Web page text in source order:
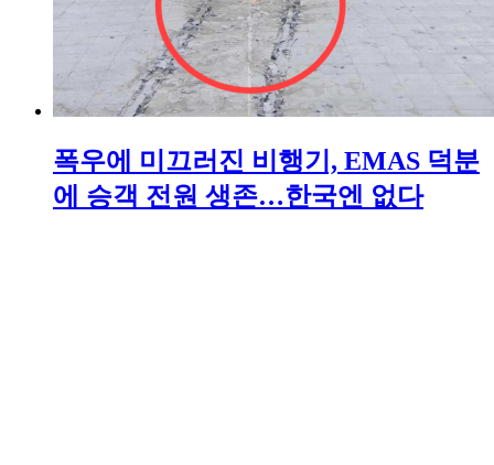
폭우에 미끄러진 비행기, EMAS 덕분
에 승객 전원 생존…한국엔 없다